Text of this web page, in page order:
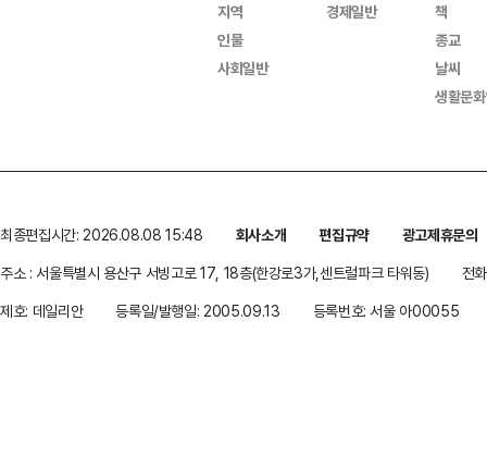
지역
인물
사회일반
경제일반
책
종교
날씨
생활문
최종편집시간: 2026.08.08 15:48 회사소개 편집규약
광고제휴문의
주소 : 서울특별시 용산구 서빙고로 17, 18층(한강로3가,센트럴파크 타워동)
전
제호: 데일리안
등록일/발행일: 2005.09.13 등록번호: 서울 아00055